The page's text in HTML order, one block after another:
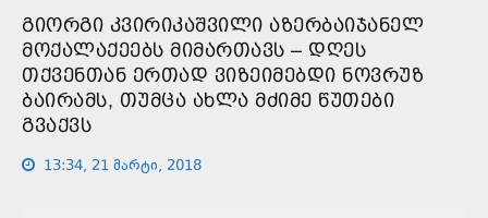
ᲒᲘᲝᲠᲒᲘ ᲙᲕᲘᲠᲘᲙᲐᲨᲕᲘᲚᲘ ᲐᲖᲔᲠᲑᲐᲘᲯᲐᲜᲔᲚ
ᲛᲝᲥᲐᲚᲐᲥᲔᲔᲑᲡ ᲛᲘᲛᲐᲠᲗᲐᲕᲡ – ᲓᲦᲔᲡ
ᲗᲥᲕᲔᲜᲗᲐᲜ ᲔᲠᲗᲐᲓ ᲕᲘᲖᲔᲘᲛᲔᲑᲓᲘ ᲜᲝᲕᲠᲣᲖ
ᲑᲐᲘᲠᲐᲛᲡ, ᲗᲣᲛᲪᲐ ᲐᲮᲚᲐ ᲛᲫᲘᲛᲔ ᲬᲣᲗᲔᲑᲘ
ᲒᲕᲐᲥᲕᲡ
13:34, 21 მარტი, 2018